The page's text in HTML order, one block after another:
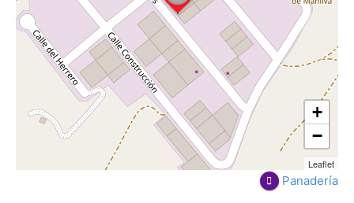
+
−
Leaflet
Panadería